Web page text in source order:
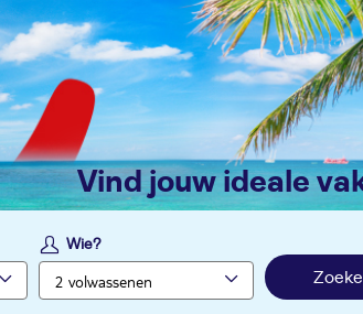
vind jouw ideale
Wie?